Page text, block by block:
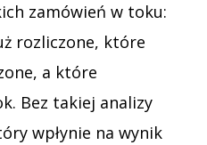
zamówień w toku:
rozliczone, które
a które
Bez takiej analizy
wpłynie na wynik